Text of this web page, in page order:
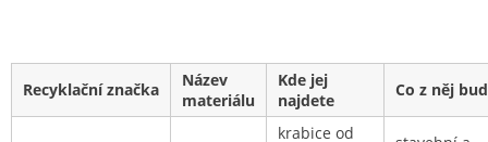
Recyklační značka
Název
materiálu
Kde jej
najdete
Co z něj
krabice od